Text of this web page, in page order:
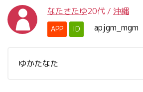
なたさたゆ20代 / 沖縄
APP ID apjgm_mgm
ゆかたなた